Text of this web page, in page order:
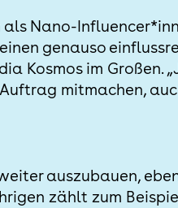
Nano-
genauso
Kosmos im Großen.
mitmachen,
auszubauen,
zählt zum